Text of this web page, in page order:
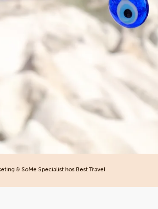
& SoMe Specialist hos Best Travel